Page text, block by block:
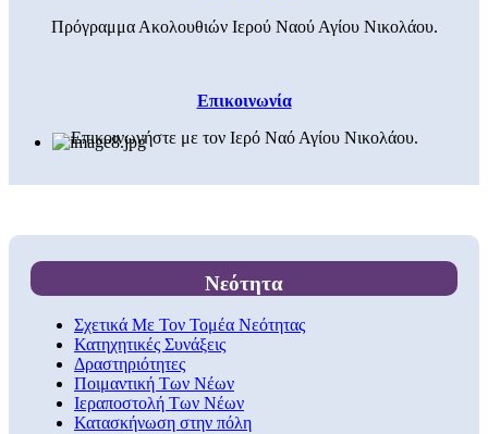
Πρόγραμμα Ακολουθιών Ιερού Ναού Αγίου Νικολάου.
Επικοινωνία
Επικοινωνήστε με τον Ιερό Ναό Αγίου Νικολάου.
Νεότητα
Σχετικά Με Τον Τομέα Νεότητας
Κατηχητικές Συνάξεις
Δραστηριότητες
Ποιμαντική Των Νέων
Ιεραποστολή Των Νέων
Κατασκήνωση στην πόλη